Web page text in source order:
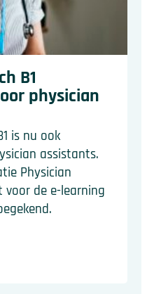
B1
physician
is nu ook
assistants.
Physician
voor de e-learning